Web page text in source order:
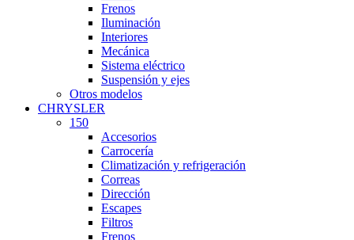
Frenos
Iluminación
Interiores
Mecánica
Sistema eléctrico
Suspensión y ejes
Otros modelos
CHRYSLER
150
Accesorios
Carrocería
Climatización y refrigeración
Correas
Dirección
Escapes
Filtros
Frenos